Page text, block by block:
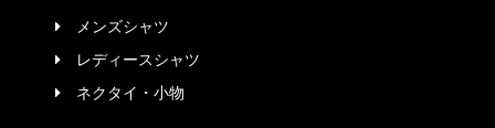
メンズシャツ
レディースシャツ
ネクタイ・小物